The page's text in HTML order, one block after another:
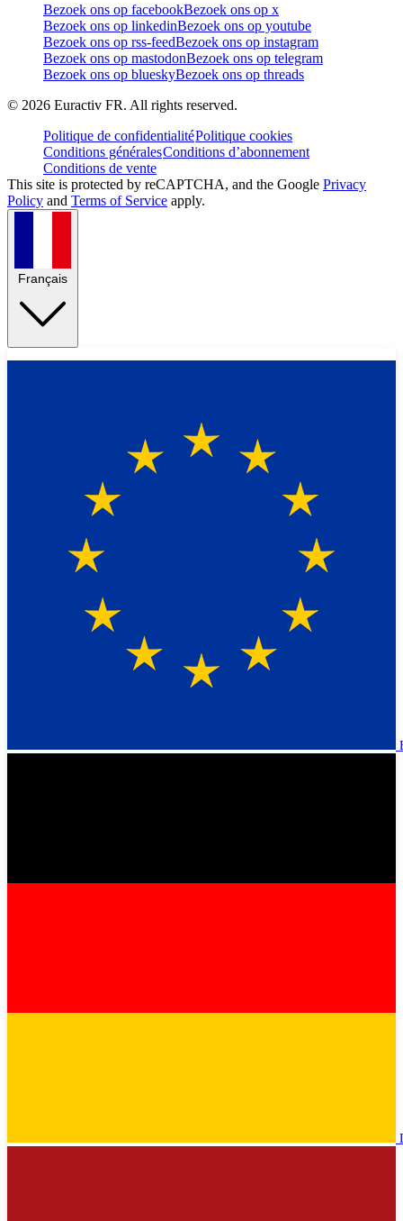
Bezoek ons op facebookBezoek ons op x
Bezoek ons op linkedinBezoek ons op youtube
Bezoek ons op rss-feedBezoek ons op instagram
Bezoek ons op mastodonBezoek ons op telegram
Bezoek ons op blueskyBezoek ons op threads
© 2026 Euractiv FR. All rights reserved.
Politique de confidentialitéPolitique cookies
Conditions généralesConditions d’abonnement
Conditions de vente
This site is protected by reCAPTCHA, and the Google Privacy
Policy and Terms of Service apply.
Français